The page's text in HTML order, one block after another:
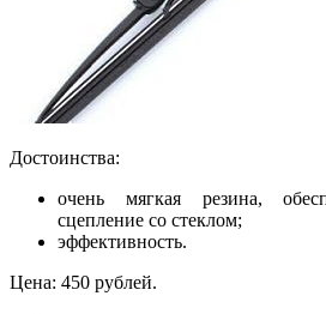
Достоинства:
очень мягкая резина,
сцепление со стеклом;
эффективность.
Цена: 450 рублей.